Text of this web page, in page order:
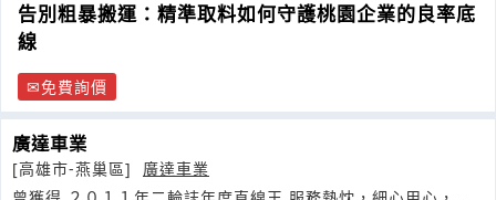
告別粗暴搬運：精準取料如何守護桃園企業的良率底
線
免費詢價
廣達車業
[高雄市-燕巢區]
廣達車業